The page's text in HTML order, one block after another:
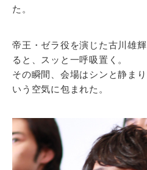
た。
帝王・ゼラ役を演じた古川雄
ると、スッと一呼吸置く。
その瞬間、会場はシンと静ま
いう空気に包まれた。